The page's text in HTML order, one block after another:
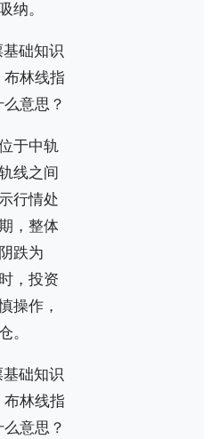
纳。
于中轨
线之间
行情处
，整体
跌为
，投资
操作，
。